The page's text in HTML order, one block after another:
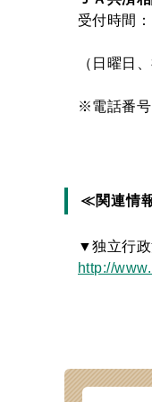
受付時間
９：０
（日曜日
※電話番号
≪関連情
▼独立行
http://